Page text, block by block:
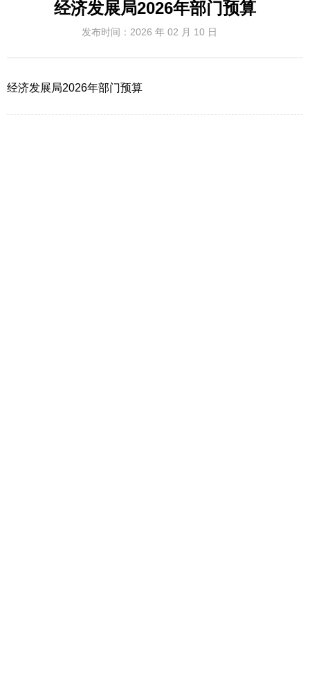
经济发展局2026年部门预算
发布时间： 2026 年 02 月 10 日
经济发展局2026年部门预算